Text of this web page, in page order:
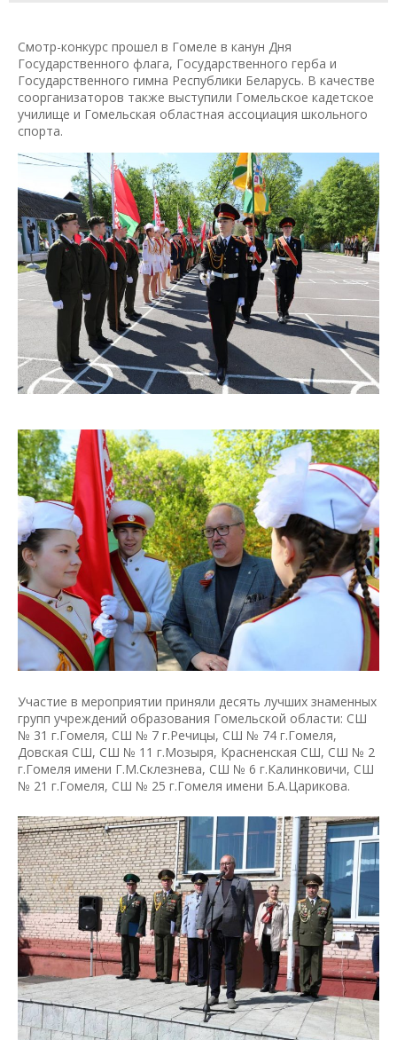
Смотр-конкурс прошел в Гомеле в канун Дня
Государственного флага, Государственного герба и
Государственного гимна Республики Беларусь. В качестве
соорганизаторов также выступили Гомельское кадетское
училище и Гомельская областная ассоциация школьного
спорта.
Участие в мероприятии приняли десять лучших знаменных
групп учреждений образования Гомельской области: СШ
№ 31 г.Гомеля, СШ № 7 г.Речицы, СШ № 74 г.Гомеля,
Довская СШ, СШ № 11 г.Мозыря, Красненская СШ, СШ № 2
г.Гомеля имени Г.М.Склезнева, СШ № 6 г.Калинковичи, СШ
№ 21 г.Гомеля, СШ № 25 г.Гомеля имени Б.А.Царикова.